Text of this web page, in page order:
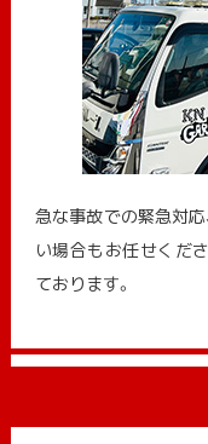
急な事故での緊急対
い場合もお任せくだ
ております。